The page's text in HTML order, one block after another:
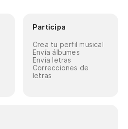
Participa
Crea tu perfil musical
Envía álbumes
Envía letras
Correcciones de
letras